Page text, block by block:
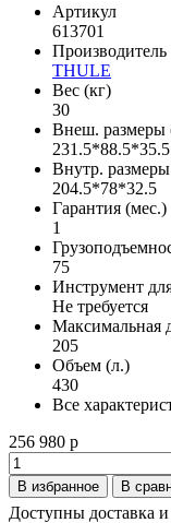
Артикул
613701
Производитель
THULE
Вес (кг)
30
Внеш. размеры
231.5*88.5*35.5
Внутр.
204.5*78*32.5
Гарантия (мес.)
1
75
Инструмент
Не требуется
Максимальная
205
Объем (л.)
430
Все
256 980 р
В избранное
В
Доступны доставка